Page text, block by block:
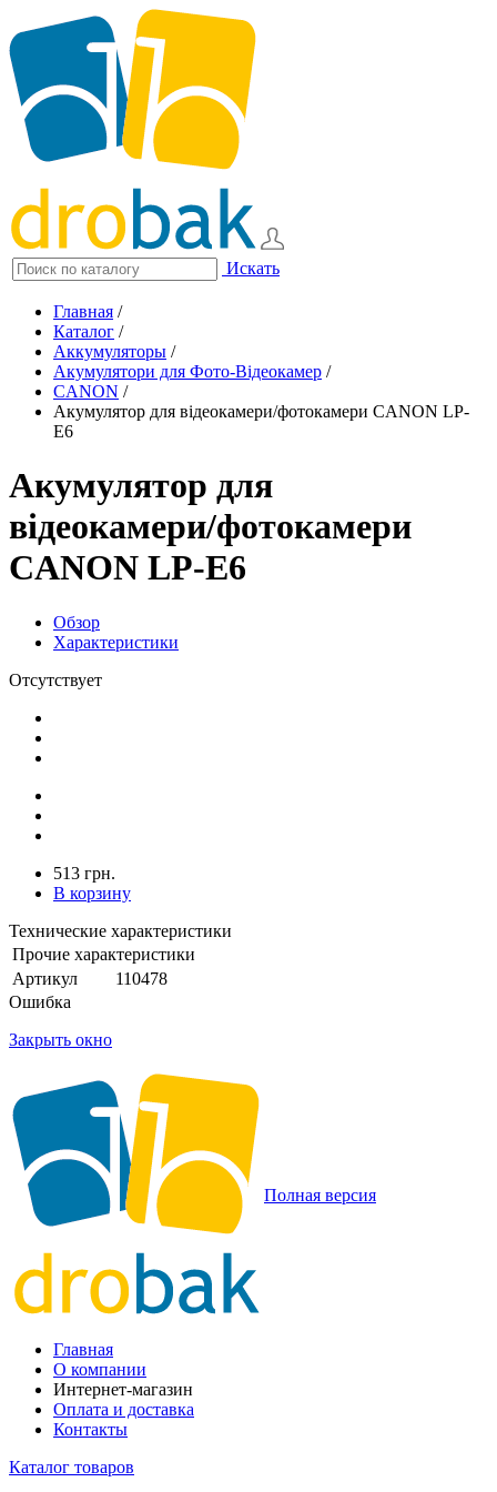
Искать
Главная /
Каталог /
Аккумуляторы /
Акумулятори для Фото-Відеокамер /
CANON /
Акумулятор для відеокамери/фотокамери CANON LP-
E6
Акумулятор для
відеокамери/фотокамери
CANON LP-E6
Обзор
Характеристики
Отсутствует
513 грн.
В корзину
Технические характеристики
Прочие характеристики
Артикул
110478
Ошибка
Закрыть окно
Полная версия
Главная
О компании
Интернет-магазин
Оплата и доставка
Контакты
Каталог товаров